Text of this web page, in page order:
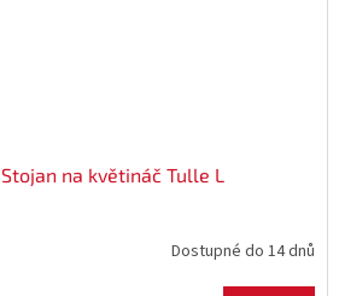
Stojan na květináč Tulle L
Dostupné do 14 dnů